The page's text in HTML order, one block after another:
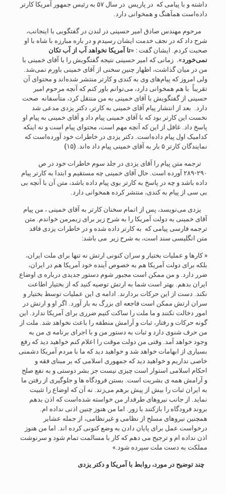
داشته و با پیامی که در پاریس در سال ۵۷ به رئیس جمهور آمریکا کارتر
داده‌است همآهنگ و همخوانی دارد.
مرحوم مهندس صادق امیر حسینی در لندن در گفتگویی با اینجانب،
شرح داد که در نجف خدمت ایشان رسیدم و در باره مبارزه با شاه با او
صحبت کردم. ایشان گفت : «تا آمریکا نخواهد آب از آب تکان
نمی‌خورد». زمانی که امیر حسینی نتیجه گفتگویش را با آقای خمینی با
من در میان گذاشت، اظهار چنین سخنی از آقای خمینی باورم نمی‌شد.
ولی امروز که پیام‌های وی به کندی و کارتر منتشر شده‌اند و محتوای آن
تقریباً با هم همخوانی دارد، می‌توانم باور کنم که آنچه مرحوم امیر
حسینی از گفتگویش با آقای خمینی به من منتقل کرد، متأسفانه صحت
دارد. بعد از انتشار پیام آقای خمینی به کارتر، دکتر یزدی مدعی شد
نخست این کارتر بود که با آقای خمینی پیام داد و آقای خمینی به پیام او
پاسخ داد. غافل از این که آنچه مهم است، محتوای پیام است و نه اینکه
کدامیک اول پیام داده‌است. دکتر یزدی در خاطرات خود آورده‌است که
نمایندگان کارتر ۵ بار به آقای خمینی پیام داد ه‌اند. (۱۵)
ترجمه متن پیام را آقای یزدی در جلد سوم خاطرات خود در ص
۲۹۰-۲۸۹ آورده است. حال آقای خمینی چه مستقیم و ابتدا به کارتر پیام
داده باشد و چه در پاسخ به کارتر بوی پیام داده باشد، متن آن با آنچه بی
بی سی از پیام به کندی، منتشر کرده همخوانی دارد.
یزدی می‌نویسد، پس از اتمام سخنان کارتر به آقای خمینی ، من پیام
آقای خمینی به دولت آمریکا را به شرح زیر برای زیمرمن خواندم. متن
ترجمه فارسی پیامی که به کارتر داده شده و در خاطرات یزدی فاقد
متن انگلیسی سند است، به شرح زیر می باشد:
« کارها و عملیات بختیار و سران کنونی ارتش نه تنها برای ملت ایران،
بلکه برای دولت آمریکا هم به خصوص آینده خود آمریکا هم در ایران،
ضرر دارد. و من ممکن است مجبور شوم دستور جدیدی درباره ی اوضاع
ایران بدهم. بهتر است شما به ارتش توصیه کنید که از بختیار اطاعت
نکند. دست از این حرکات بردارند. ادامه ی این عملیات توسط بختیار و
سران ارتش ممکن است فاجعه ای بزرگ به بار آورد. اگر او و ارتش در
امور دخالت نکنند و ما ملت را ساکت کنیم ضرری برای آمریکا ندارد. این
گونه حرکات و رفتار، ثبات و آرامش منطقه را باعث نخواهد شد. ملت از
من حرف شنوی دارد و ثبات به دستور من و با اجرای برنامه ی من به
وجود خواهد آمد. وقتی من دولت موقت را اعلام کنم خواهید دید که رفع
بسیاری از ابهامات خواهد شد و خواهید دید که ما با مردم آمریکا دشمنی
خاصی نداریم و خواهید دید که جمهوری اسلامی که بر مبنای فقه و
احکام اسلامی استوار است چیزی نیست جز بشر دوستی و به نفع صلح
و آرامش همه ی بشریت است. بستن فرودگاه ها و جلوگیری از رفتن ما
به ایران ثبات را بیش از پیش برهم می‌زند. نه آن که اوضاع را تثبیت
نماید. از جانب نیروهای طرفدار من خواسته شده‌است که اذن بدهم
بروند فرودگاه را بازکنند با زور. اما من هنوز چنین اذنی نداده ام.
همچنین نیروهای مسلح از نظامی و غیرنظامی، از جمله عشایر
درخواست عمل برای پایان دادن به وضع کنونی کرده اند. اما من هنوز
اذن نداده ام و ترجیح می دهم که کار با مسالمت تمام شود و سرنوشت
مملکت به دست ملت سپرده شود.»
چند توضیح در مورد، روابط با آمریکا و دکتر یزدی